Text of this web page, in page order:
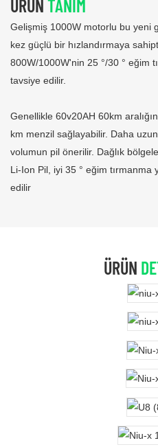
ÜRÜN TANIM
Gelişmiş 1000W motorlu bu yeni
kez güçlü bir hızlandırmaya
800W/1000W'nin 25 °/30 ° eğim
tavsiye edilir.
Genellikle 60v20AH 60km
km menzil sağlayabilir. Daha
volumun pil önerilir. Dağlık
Li-Ion Pil, iyi 35 ° eğim
edilir
ÜRÜN